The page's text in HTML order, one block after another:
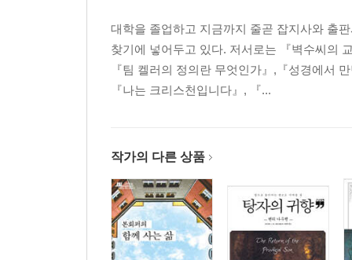
대학을 졸업하고 지금까지 줄곧 잡지사와 출
찾기에 넣어두고 있다. 저서로는 『벽수씨의
『팀 켈러의 정의란 무엇인가』,『성경에서
『나는 크리스천입니다』, 『...
작가의 다른 상품